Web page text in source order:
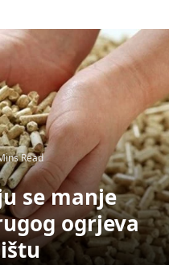
Read
se manje
ogrjeva